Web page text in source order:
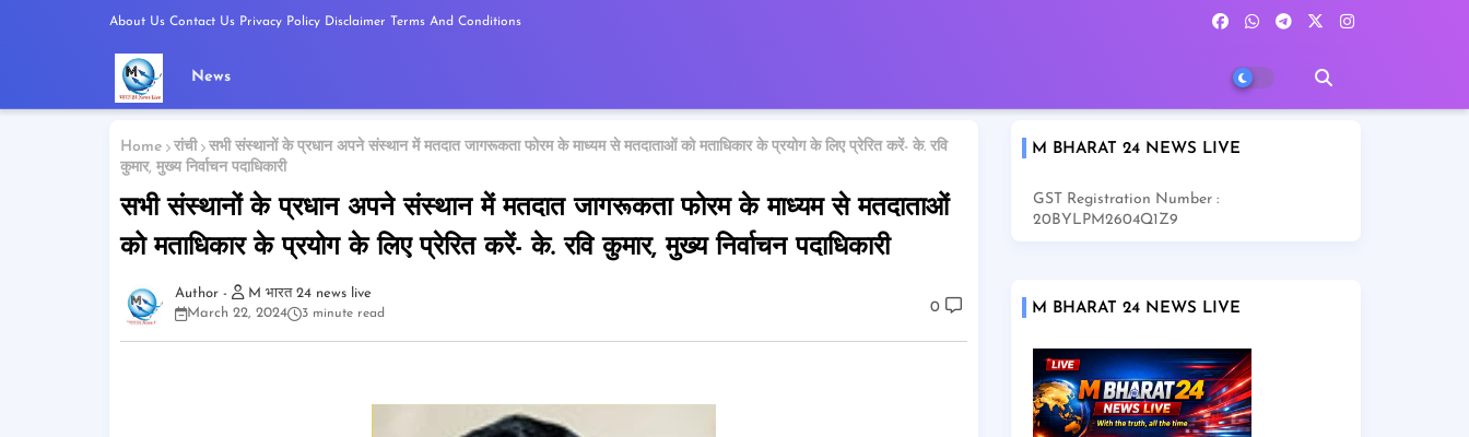
About Us Contact Us Privacy Policy Disclaimer Terms And Conditions
News
Home रांची
सभी संस्थानों के प्रधान अपने संस्थान में मतदात जागरूकता फोरम के माध्यम से मतदाताओं को मताधिकार के प्रयोग के लिए प्रेरित करें- के. रवि
कुमार, मुख्य निर्वाचन पदाधिकारी
सभी संस्थानों के प्रधान अपने संस्थान में मतदात जागरूकता फोरम के माध्यम से मतदाताओं
को मताधिकार के प्रयोग के लिए प्रेरित करें- के. रवि कुमार, मुख्य निर्वाचन पदाधिकारी
M भारत 24 news live
March 22, 2024
3 minute read 0
M BHARAT 24 NEWS LIVE
GST Registration Number :
20BYLPM2604Q1Z9
M BHARAT 24 NEWS LIVE